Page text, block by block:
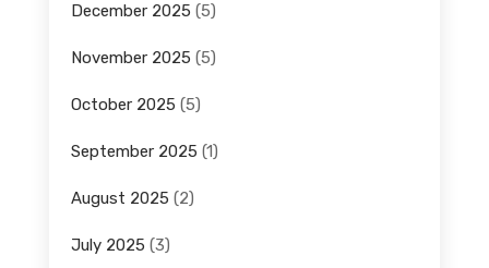
December 2025 (5)
November 2025 (5)
October 2025 (5)
September 2025 (1)
August 2025 (2)
July 2025 (3)